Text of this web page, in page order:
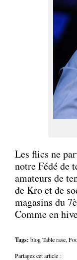
Les flics ne
notre Fédé de
amateurs de
de Kro et de
magasins du
Comme en
Tags: blog Table rase,
Partagez cet article :